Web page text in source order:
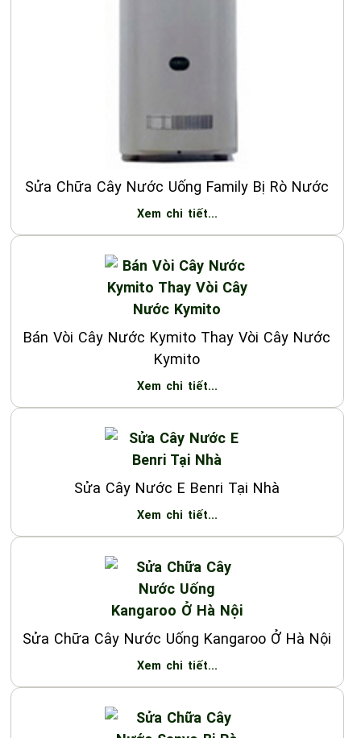
Sửa Chữa Cây Nước Uống Family Bị Rò Nước
Xem chi tiết...
Bán Vòi Cây Nước Kymito Thay Vòi Cây Nước
Kymito
Xem chi tiết...
Sửa Cây Nước E Benri Tại Nhà
Xem chi tiết...
Sửa Chữa Cây Nước Uống Kangaroo Ở Hà Nội
Xem chi tiết...